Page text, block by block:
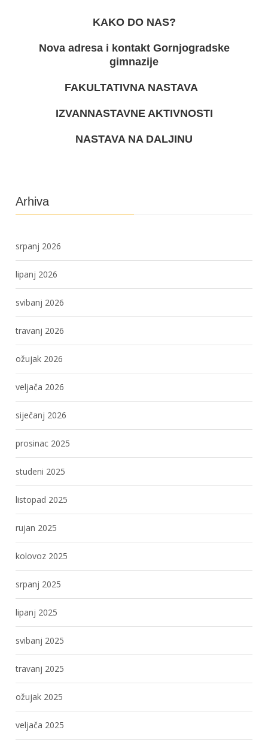
KAKO DO NAS?
Nova adresa i kontakt Gornjogradske
gimnazije
FAKULTATIVNA NASTAVA
IZVANNASTAVNE AKTIVNOSTI
NASTAVA NA DALJINU
Arhiva
srpanj 2026
lipanj 2026
svibanj 2026
travanj 2026
ožujak 2026
veljača 2026
siječanj 2026
prosinac 2025
studeni 2025
listopad 2025
rujan 2025
kolovoz 2025
srpanj 2025
lipanj 2025
svibanj 2025
travanj 2025
ožujak 2025
veljača 2025